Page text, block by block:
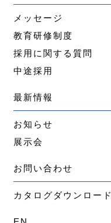
メッセージ
教育研修制度
採用に関する質問
中途採用
最新情報
お知らせ
展示会
お問い合わせ
カタログダウンロード